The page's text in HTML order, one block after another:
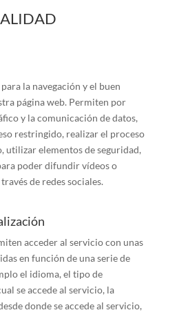
la navegación y el buen
página web. Permiten por
y la comunicación de datos,
restringido, realizar el proceso
utilizar elementos de seguridad,
poder difundir vídeos o
de redes sociales.
acceder al servicio con unas
en función de una serie de
el idioma, el tipo de
se accede al servicio, la
donde se accede al servicio,